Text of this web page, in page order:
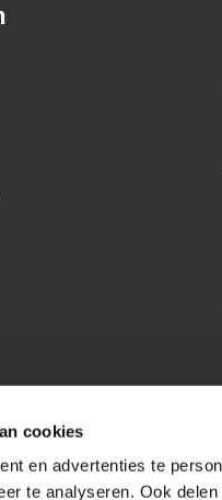
cookies
en advertenties te
te analyseren. Ook